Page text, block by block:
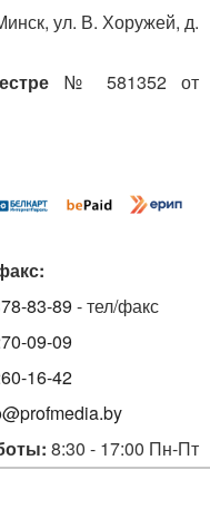
ул. В. Хоружей, д.
№ 581352 от
83-89 - тел/факс
09-09
16-42
8:30 - 17:00 Пн-Пт